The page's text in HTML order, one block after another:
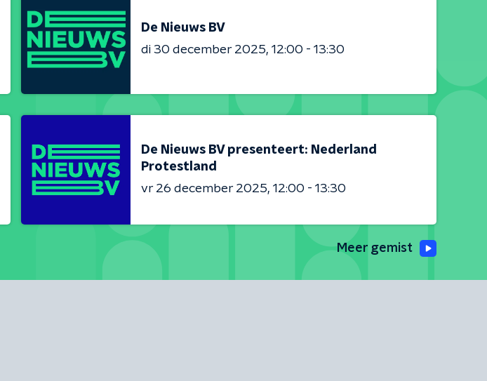
De Nieuws BV
di 30 december 2025 12:00 - 13:30
De Nieuws BV presenteert: Nederland
Protestland
vr 26 december 2025 12:00 - 13:30
Meer gemist